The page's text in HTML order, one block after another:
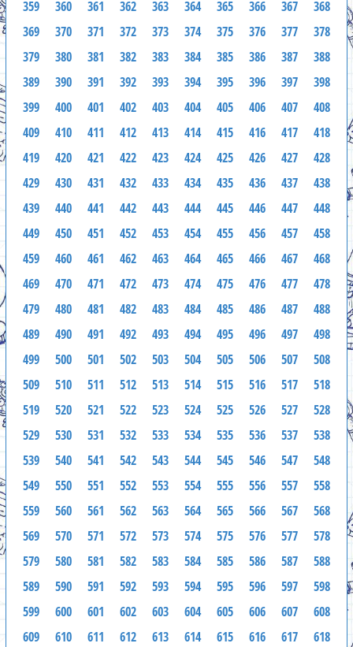
359 360 361 362 363 364 365 366 367
368
369
370 371 372 373 374 375 376 377
378
379
380 381 382 383 384 385 386 387
388
389
390 391 392 393 394 395 396 397
398
399
400 401 402 403 404 405 406 407
408
409
410 411 412 413 414 415 416 417
418
419
420 421 422 423 424 425 426 427
428
429
430 431 432 433 434 435 436 437
438
439
440 441 442 443 444 445 446 447
448
449
450 451 452 453 454 455 456 457
458
459
460 461 462 463 464 465 466 467
468
469
470 471 472 473 474 475 476 477
478
479
480 481 482 483 484 485 486 487
488
489
490 491 492 493 494 495 496 497
498
499
500 501 502 503 504 505 506 507
508
509
510 511 512 513 514 515 516 517
518
519
520 521 522 523 524 525 526 527
528
529
530 531 532 533 534 535 536 537
538
539
540 541 542 543 544 545 546 547
548
549
550 551 552 553 554 555 556 557
558
559
560 561 562 563 564 565 566 567
568
569
570 571 572 573 574 575 576 577
578
579
580 581 582 583 584 585 586 587
588
589
590 591 592 593 594 595 596 597
598
599
600 601 602 603 604 605 606 607
608
609
610 611 612 613 614 615 616 617
618